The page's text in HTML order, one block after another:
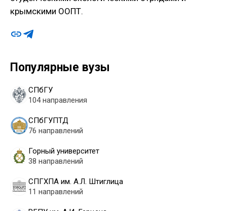
Популярные вузы
СПбГУ
104 направления
СПбГУПТД
76 направлений
Горный университет
38 направлений
СПГХПА им. А.Л. Штиглица
11 направлений
крымскими ООПТ.